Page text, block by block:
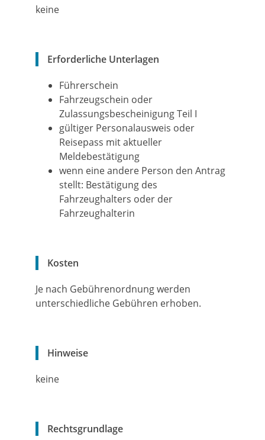
keine
Erforderliche Unterlagen
Führerschein
Fahrzeugschein oder
Zulassungsbescheinigung Teil I
gültiger Personalausweis oder
Reisepass mit aktueller
Meldebestätigung
wenn eine andere Person den Antrag
stellt: Bestätigung des
Fahrzeughalters oder der
Fahrzeughalterin
Kosten
Je nach Gebührenordnung werden
unterschiedliche Gebühren erhoben.
Hinweise
keine
Rechtsgrundlage